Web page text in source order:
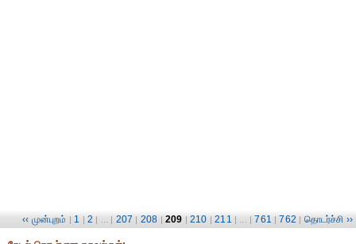
‹‹ முன்புறம் | 1 | 2 | ... | 207 | 208 | 209 | 210 | 211 | ... | 761 | 762 | தொடர்ச்சி ››